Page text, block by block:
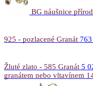
BG náušnice
925 - pozlacené Granát
Žluté zlato - 585 Granát 5
granátem nebo vltavínem